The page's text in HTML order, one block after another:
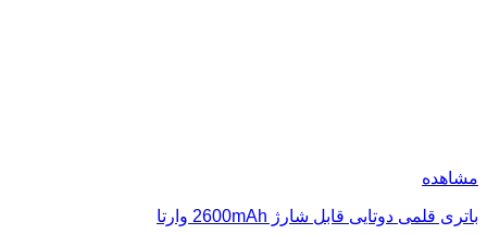
مشاهده
باتری قلمی دوتایی قابل شارژ 2600mAh وارتا